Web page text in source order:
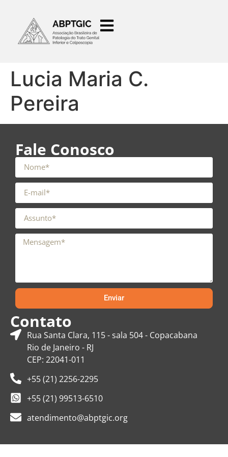
Lucia Maria C.
Pereira
Fale Conosco
Enviar
Contato
Rua Santa Clara, 115 - sala 504 - Copacabana
Rio de Janeiro - RJ
CEP: 22041-011
+55 (21) 2256-2295
+55 (21) 99513-6510
atendimento@abptgic.org